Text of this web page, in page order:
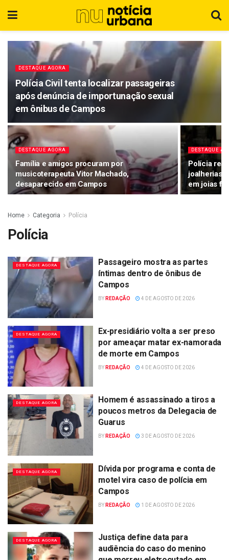
DESTAQUE AGORA
Polícia Civil tenta localizar passageiras
após denúncia de importunação sexual
em ônibus de Campos
DESTAQUE AGORA
Família e amigos procuram por
musicoterapeuta Vitor Machado,
desaparecido em Campos
DESTAQUE
Polícia
joalherias
em joias
Home Categoria Polícia
Polícia
DESTAQUE AGORA
Passageiro mostra as partes
íntimas dentro de ônibus de
Campos
BY REDAÇÃO 4 DE AGOSTO DE 2026
DESTAQUE AGORA
Ex-presidiário volta a ser preso
por ameaçar matar ex-namorada
de morte em Campos
BY REDAÇÃO 4 DE AGOSTO DE 2026
DESTAQUE AGORA
Homem é assassinado a tiros a
poucos metros da Delegacia de
Guarus
BY REDAÇÃO 3 DE AGOSTO DE 2026
DESTAQUE AGORA
Dívida por programa e conta de
motel vira caso de polícia em
Campos
BY REDAÇÃO 1 DE AGOSTO DE 2026
DESTAQUE AGORA
Justiça define data para
audiência do caso do menino